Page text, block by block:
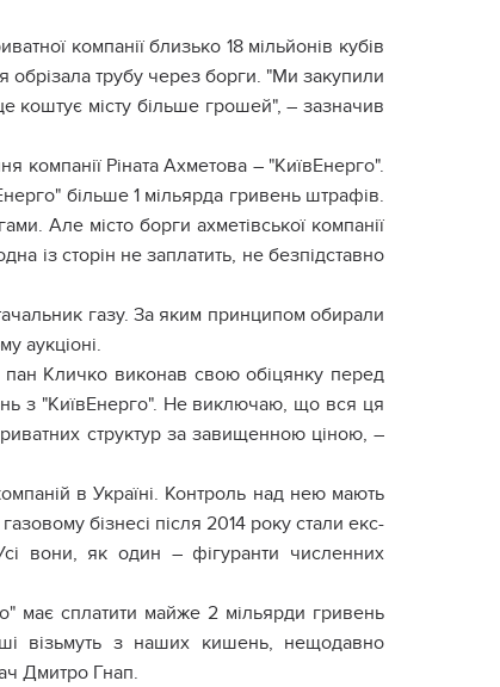
компанії близько 18 мільйонів кубів
трубу через борги. "Ми закупили
коштує місту більше грошей", – зазначив
компанії Ріната Ахметова – "КиївЕнерго".
більше 1 мільярда гривень штрафів.
Але місто борги ахметівської компанії
із сторін не заплатить, не безпідставно
газу. За яким принципом обирали
аукціоні.
Кличко виконав свою обіцянку перед
з "КиївЕнерго". Не виключаю, що вся ця
структур за завищенною ціною, –
в Україні. Контроль над нею мають
бізнесі після 2014 року стали екс-
вони, як один – фігуранти численних
має сплатити майже 2 мільярди гривень
візьмуть з наших кишень, нещодавно
Дмитро Гнап.